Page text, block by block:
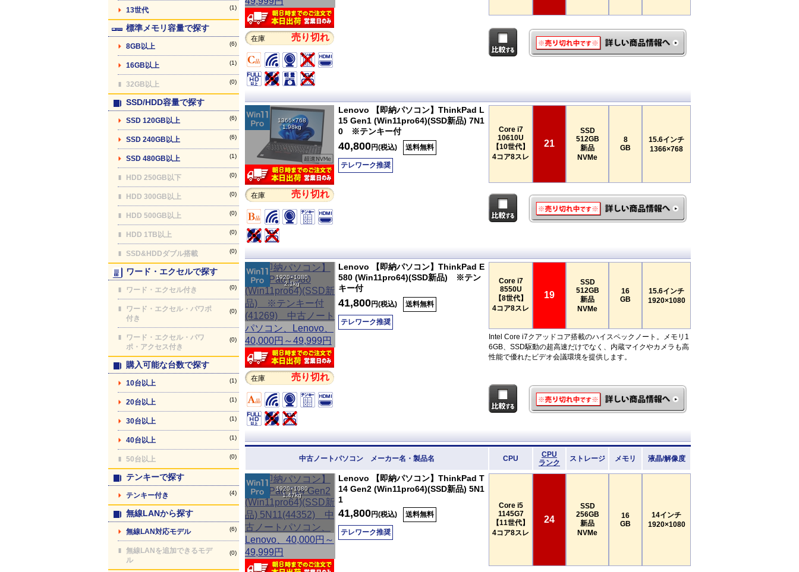
13世代 (1)
標準メモリ容量で探す
8GB以上 (6)
16GB以上 (1)
32GB以上 (0)
SSD/HDD容量で探す
SSD 120GB以上 (6)
SSD 240GB以上 (6)
SSD 480GB以上 (1)
HDD 250GB以下 (0)
HDD 300GB以上 (0)
HDD 500GB以上 (0)
HDD 1TB以上 (0)
SSD&HDDダブル搭載 (0)
ワード・エクセルで探す
ワード・エクセル付き (0)
ワード・エクセル・パワポ
付き
(0)
ワード・エクセル・パワ
ポ・アクセス付き
(0)
購入可能な台数で探す
10台以上 (1)
20台以上 (1)
30台以上 (1)
40台以上 (1)
50台以上 (0)
テンキーで探す
テンキー付き (4)
無線LANから探す
無線LAN対応モデル (6)
無線LANを追加できるモデ
ル
(0)
在庫 売り切れ
1366×768
1.98kg
在庫 売り切れ
Lenovo 【即納パソコン】ThinkPad L
15 Gen1 (Win11pro64)(SSD新品) 7N1
0 ※テンキー付
40,800円(税込) 送料無料
テレワーク推奨
Core i7
10610U
【10世代】
4コア8スレ
21
SSD
512GB
新品
NVMe
8
GB
15.6インチ
1366×768
1920×1080
2.1kg
在庫 売り切れ
Lenovo 【即納パソコン】ThinkPad E
580 (Win11pro64)(SSD新品) ※テン
キー付
41,800円(税込) 送料無料
テレワーク推奨
Core i7
8550U
【8世代】
4コア8スレ
19
SSD
512GB
新品
NVMe
16
GB
15.6インチ
1920×1080
Intel Core i7クアッドコア搭載のハイスペックノート。メモリ1
6GB、SSD駆動の超高速だけでなく、内蔵マイクやカメラも高
性能で優れたビデオ会議環境を提供します。
中古ノートパソコン メーカー名・製品名 CPU
CPU
ランク
ストレージ メモリ 液晶/解像度
1920×1080
1.47kg
Lenovo 【即納パソコン】ThinkPad T
14 Gen2 (Win11pro64)(SSD新品) 5N1
1
41,800円(税込) 送料無料
テレワーク推奨
Core i5
1145G7
【11世代】
4コア8スレ
24
SSD
256GB
新品
NVMe
16
GB
14インチ
1920×1080